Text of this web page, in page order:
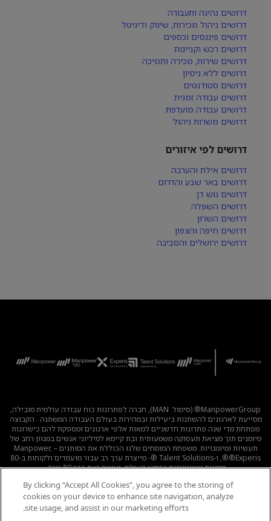
דרושים נהיגה ותעבורה
דרושים ניהול מכירות, שיווק ודיגיטל
דרושים פיננסים וכספים
דרושים רכש וקניינות
דרושים שירות, מכירה ותמיכה
דרושים ללא ניסיון
דרושים סטודנטים
דרושים עבודה זמנית
דרושים עבודה מועדפת
דרושים משרות ניהול
דרושים לפי איזורים
דרושים אילת והערבה
דרושים באר שבע והדרום
דרושים גוש דן
דרושים השפלה
דרושים השרון
דרושים חיפה והצפון
דרושים ירושלים והסביבה
ManpowerGroup® (סימול: MAN), חברה לפתרונות כוח עבודה עולמית מובילה,
מסייעת לארגונים להשתנות ביעילות ובמהירות בעולם העבודה המשתנה . הקבוצה
מפתחת מדי שנה פתרונות חדשניים למאות אלפי ארגונים ומספקת להם כישרונות
מיומנים תוך מציאת תעסוקה משמעותית ובת קיימא למיליוני אנשים במגוון רחב של
תעשיות ומיומנויות. משפחת המומחים שלנו הכוללת את המותגים – Manpower,
®Experis®, ו-Talent Solutions ®- מייצרת ערך רב עבור מועמדים ולקוחות ב-80
מדינות וטריטוריות ברחבי העולם, ועושה זאת כבר 80 שנה.
לכל המשרות | מדיניות הפרטיות | תנאי השימוש | נגישות
קוד אתי
|
By clicking “Accept All Cookies”, you agree to the storing of
cookies on your device to enhance site navigation, analyze
site usage, and assist in our marketing efforts.